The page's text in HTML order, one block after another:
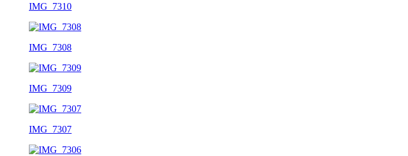
IMG_7310
IMG_7308
IMG_7309
IMG_7307